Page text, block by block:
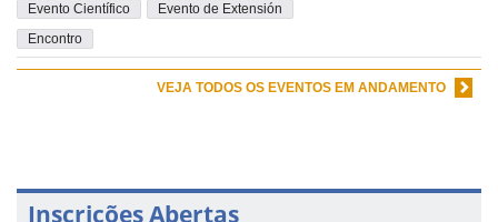
Evento Científico
Evento de Extensión
Encontro
VEJA TODOS OS EVENTOS EM ANDAMENTO
Inscrições Abertas